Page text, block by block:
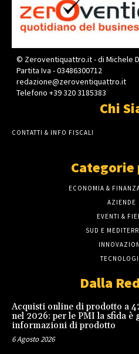
© Zeroventiquattro.it - di Michele
Partita Iva - 03486300712
redazione@zeroventiquattro.it
Telefono +39 320 3185383
Chi
CONTATTI & INFO FISCALI
ECONOMIA &
AZIENDE
EVENTI &
SUD E
Dalla
Acquisti online di prodotto a
nel 2026: per le PMI la sfida è
informazioni di prodotto
6 Agosto 2026